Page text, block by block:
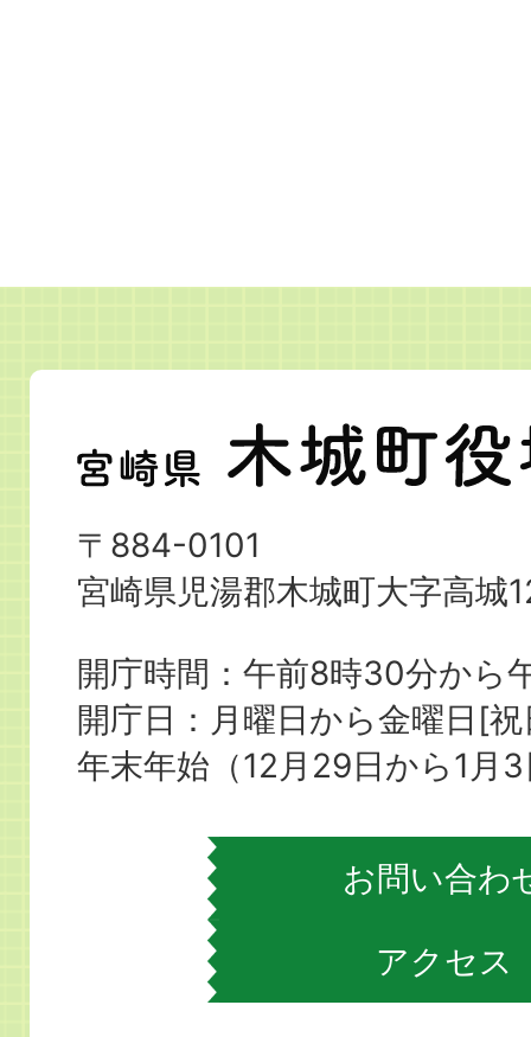
宮
崎
県
木
町
役
場
〒884-0101
宮崎県児湯郡木城町大字高城
開庁時間：午前8時30分から
開庁日：月曜日から金曜日[
年末年始（12月29日から1月
お問い合わ
アクセス